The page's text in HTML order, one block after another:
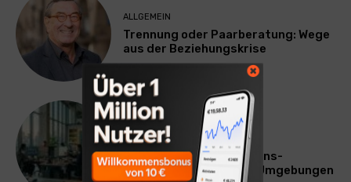
ALLGEMEIN
Trennung oder Paarberatung: Wege
aus der Beziehungskrise
TECHNIK
SourcingBlox startet
CentaurNexus: Operations-
Plattform für Zscaler-Umgebungen